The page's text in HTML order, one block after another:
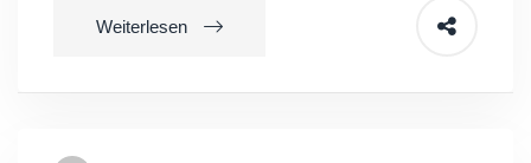
Weiterlesen